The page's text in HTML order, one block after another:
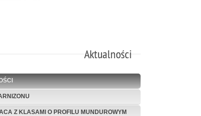
Aktualności
Z KLASAMI O PROFILU MUNDUROWYM